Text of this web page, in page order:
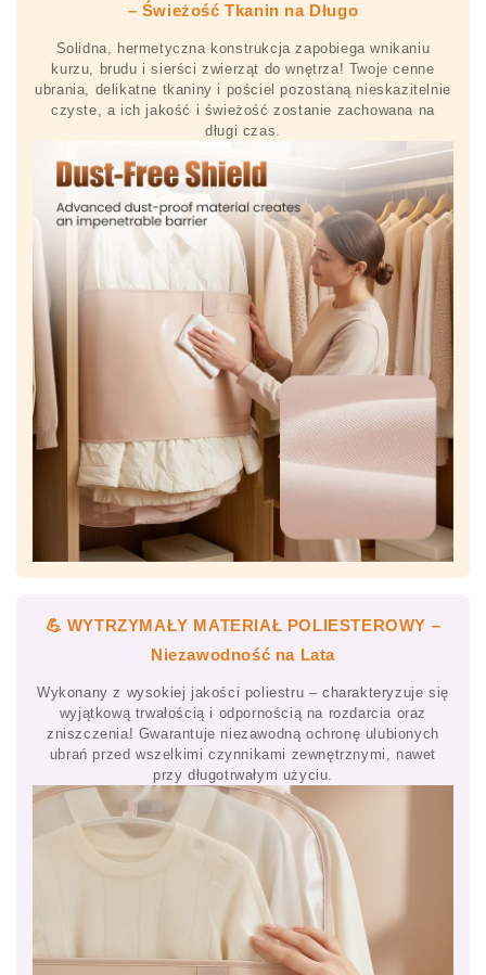
– Świeżość Tkanin na Długo
Solidna, hermetyczna konstrukcja zapobiega wnikaniu
kurzu, brudu i sierści zwierząt do wnętrza! Twoje cenne
ubrania, delikatne tkaniny i pościel pozostaną nieskazitelnie
czyste, a ich jakość i świeżość zostanie zachowana na
długi czas.
💪 WYTRZYMAŁY MATERIAŁ POLIESTEROWY –
Niezawodność na Lata
Wykonany z wysokiej jakości poliestru – charakteryzuje się
wyjątkową trwałością i odpornością na rozdarcia oraz
zniszczenia! Gwarantuje niezawodną ochronę ulubionych
ubrań przed wszelkimi czynnikami zewnętrznymi, nawet
przy długotrwałym użyciu.